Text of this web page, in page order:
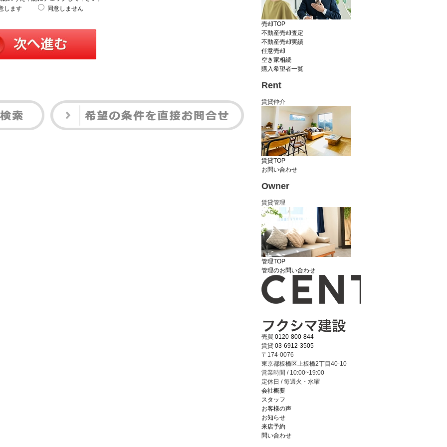
します
同意しません
売却TOP
不動産売却査定
不動産売却実績
任意売却
空き家相続
購入希望者一覧
Rent
賃貸仲介
賃貸TOP
お問い合わせ
Owner
賃貸管理
管理TOP
管理のお問い合わせ
売買 0120-800-844
賃貸 03-6912-3505
〒174-0076
東京都板橋区上板橋2丁目40-10
営業時間 / 10:00~19:00
定休日 / 毎週火・水曜
会社概要
スタッフ
お客様の声
お知らせ
来店予約
問い合わせ